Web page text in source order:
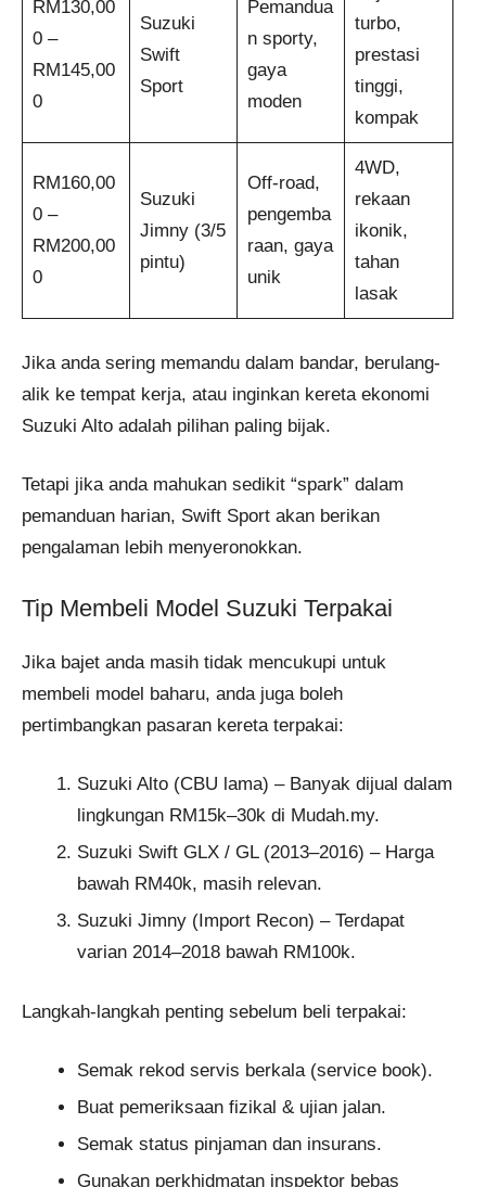
RM130,00
0 –
RM145,00
0
Suzuki
Swift
Sport
Pemandua
n sporty,
gaya
moden
turbo,
prestasi
tinggi,
kompak
RM160,00
0 –
RM200,00
0
Suzuki
Jimny (3/5
pintu)
Off-road,
pengemba
raan, gaya
unik
4WD,
rekaan
ikonik,
tahan
lasak
Jika anda sering memandu dalam bandar, berulang-
alik ke tempat kerja, atau inginkan kereta ekonomi
Suzuki Alto adalah pilihan paling bijak.
Tetapi jika anda mahukan sedikit “spark” dalam
pemanduan harian, Swift Sport akan berikan
pengalaman lebih menyeronokkan.
Tip Membeli Model Suzuki Terpakai
Jika bajet anda masih tidak mencukupi untuk
membeli model baharu, anda juga boleh
pertimbangkan pasaran kereta terpakai:
Suzuki Alto (CBU lama) – Banyak dijual dalam
lingkungan RM15k–30k di Mudah.my.
Suzuki Swift GLX / GL (2013–2016) – Harga
bawah RM40k, masih relevan.
Suzuki Jimny (Import Recon) – Terdapat
varian 2014–2018 bawah RM100k.
Langkah-langkah penting sebelum beli terpakai:
Semak rekod servis berkala (service book).
Buat pemeriksaan fizikal & ujian jalan.
Semak status pinjaman dan insurans.
Gunakan perkhidmatan inspektor bebas